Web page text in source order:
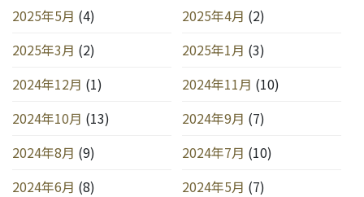
2025年5月 (4) 2025年4月 (2)
2025年3月 (2) 2025年1月 (3)
2024年12月 (1) 2024年11月 (10)
2024年10月 (13) 2024年9月 (7)
2024年8月 (9) 2024年7月 (10)
2024年6月 (8) 2024年5月 (7)